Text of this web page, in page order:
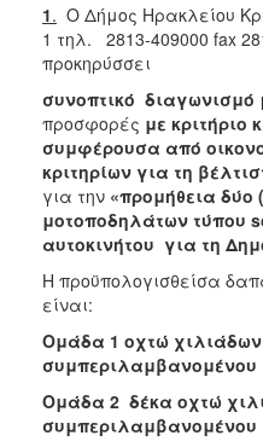
2019
2018
2017
2016
2015
2013
ΤΟΠΟΣ
ΠΟΛΙΤΙΣΜΟΣ
1. Ο Δήμος Ηρακλείου
1 τηλ. 2813-409000 fax
προκηρύσσει
συνοπτικό διαγωνισμό
προσφορές με κριτήριο
συμφέρουσα από
κριτηρίων για τη
για την «προμήθεια δύο
μοτοποδηλάτων τύπου
αυτοκινήτου για τη
Η προϋπολογισθείσα
είναι:
Ομάδα 1 οχτώ χιλιάδων
συμπεριλαμβανομένου
Ομάδα 2 δέκα οχτώ
συμπεριλαμβανομένου